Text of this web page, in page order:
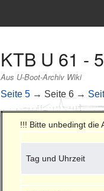
KTB U 61 -
Aus U-Boot-Archiv Wiki
Seite 5 → Seite 6 →
!!! Bitte unbedingt die
Tag und Uhrzeit